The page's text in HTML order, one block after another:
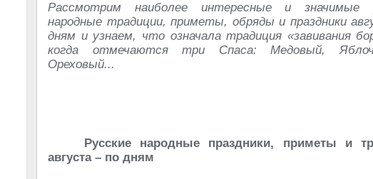
Рассмотрим наиболее интересные и значимые
народные традиции, приметы, обряды и праздники
дням и узнаем, что означала традиция «завивания
когда отмечаются три Спаса: Медовый,
Ореховый...
Русские народные праздники, приметы и
августа – по дням